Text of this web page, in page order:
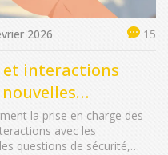
2026 15
et interactions
la prise en charge des
avec les
questions de sécurité,